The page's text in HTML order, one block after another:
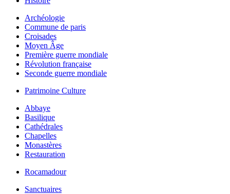
Archéologie
Commune de paris
Croisades
Moyen Âge
Première guerre mondiale
Révolution française
Seconde guerre mondiale
Patrimoine Culture
Abbaye
Basilique
Cathédrales
Chapelles
Monastères
Restauration
Rocamadour
Sanctuaires